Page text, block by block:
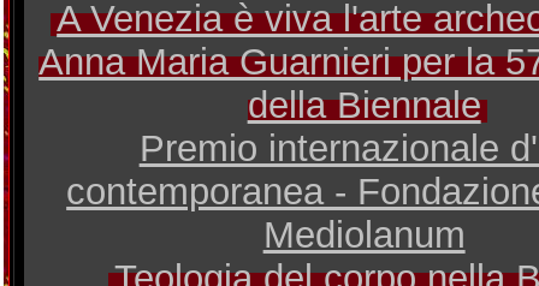
A Venezia è viva l'arte
Anna Maria Guarnieri per la
della Biennale
Premio internazionale
contemporanea -
Mediolanum